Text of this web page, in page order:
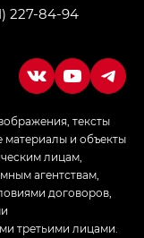
227-84-94
тексты
и объекты
лицам,
агентствам,
договоров,
третьими лицами.